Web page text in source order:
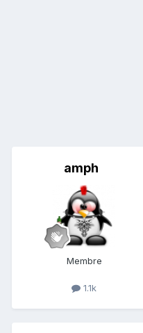
amph
Membre
1.1k